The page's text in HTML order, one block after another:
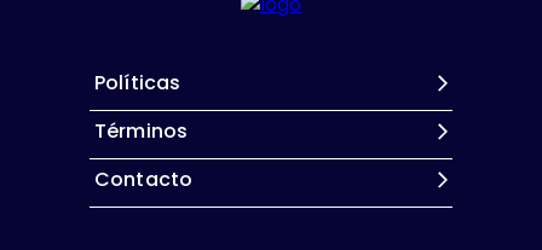
Políticas
Términos
Contacto